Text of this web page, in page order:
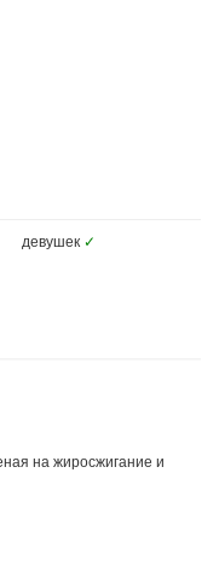
девушек ✓
на жиросжигание и